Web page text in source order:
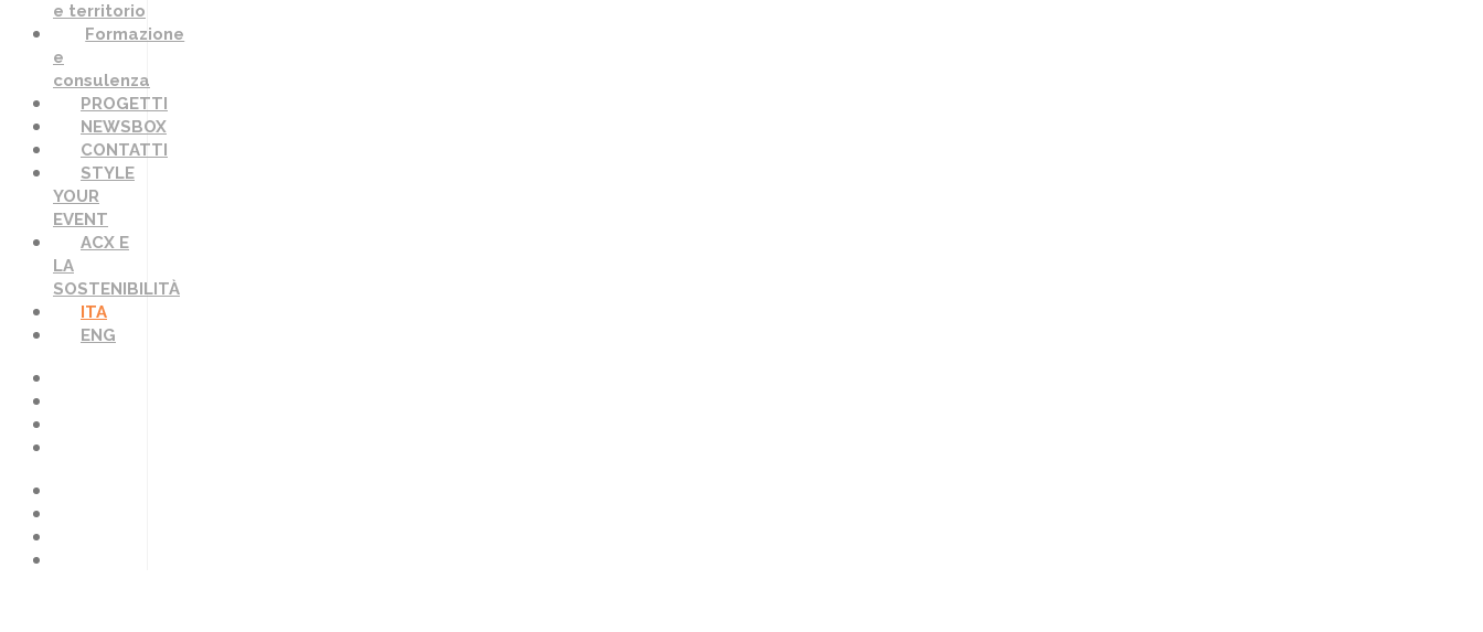
e territorio
Formazione
e
consulenza
PROGETTI
NEWSBOX
CONTATTI
STYLE
YOUR
EVENT
ACX E
LA
SOSTENIBILITÀ
ITA
ENG